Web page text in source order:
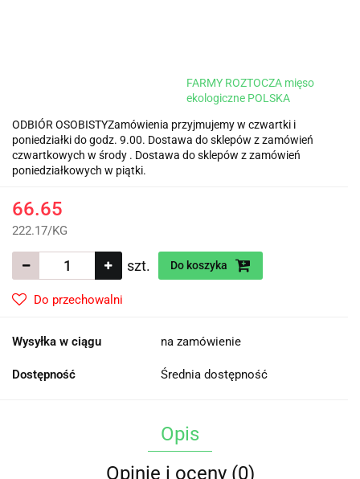
FARMY ROZTOCZA mięso
ekologiczne POLSKA
ODBIÓR OSOBISTYZamówienia przyjmujemy w czwartki i
poniedziałki do godz. 9.00. Dostawa do sklepów z zamówień
czwartkowych w środy . Dostawa do sklepów z zamówień
poniedziałkowych w piątki.
66.65
222.17/KG
szt. Do koszyka
Do przechowalni
Wysyłka w ciągu na zamówienie
Dostępność Średnia dostępność
Opis
Opinie i oceny (0)